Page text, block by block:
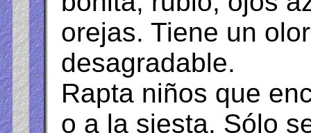
orejas. Tiene un
desagradable.
Rapta niños que
o a la siesta. Sólo